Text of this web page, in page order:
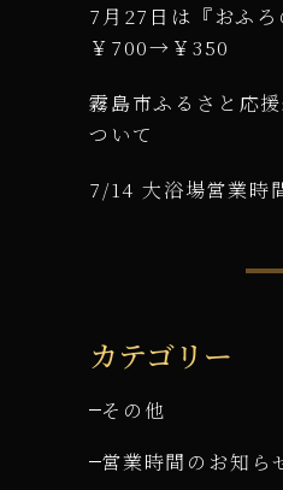
7月27日は『おふ
￥700→￥350
霧島市ふるさと応
ついて
7/14 大浴場営業時
カテゴリー
その他
営業時間のお知ら